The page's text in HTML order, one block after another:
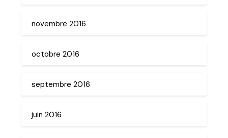
novembre 2016
octobre 2016
septembre 2016
juin 2016